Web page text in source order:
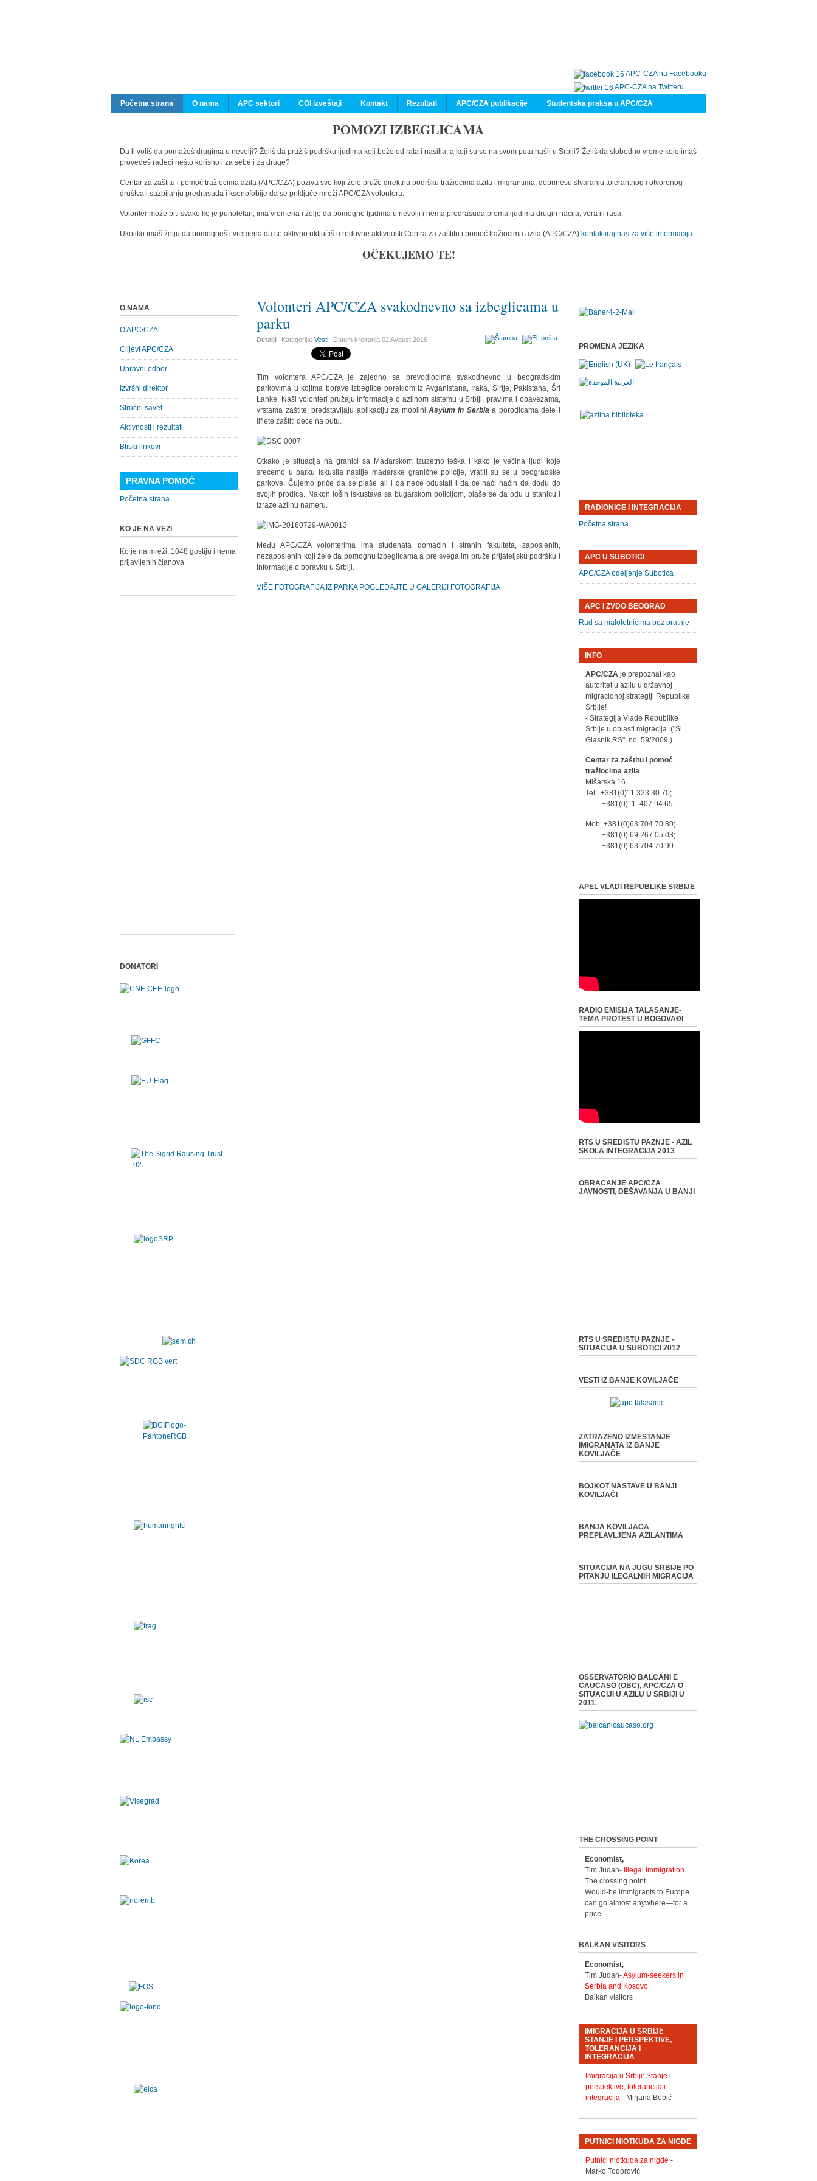
APC-CZA na Facebooku
APC-CZA na Twitteru
Početna strana
O nama APC sektori COI izveštaji Kontakt Rezultati APC/CZA publikacije Studentska praksa u APC/CZA
POMOZI IZBEGLICAMA
Da li voliš da pomažeš drugima u nevolji? Želiš da pružiš podršku ljudima koji beže od rata i nasilja, a koji su se na svom putu našli u Srbiji? Želiš da slobodno vreme koje imaš
provedeš radeći nešto korisno i za sebe i za druge?
Centar za zaštitu i pomoć tražiocima azila (APC/CZA) poziva sve koji žele pruže direktnu podršku tražiocima azila i migrantima, doprinesu stvaranju tolerantnog i otvorenog
društva i suzbijanju predrasuda i ksenofobije da se priključe mreži APC/CZA volontera.
Volonter može biti svako ko je punoletan, ima vremena i želje da pomogne ljudima u nevolji i nema predrasuda prema ljudima drugih nacija, vera ili rasa.
Ukoliko imaš želju da pomogneš i vremena da se aktivno uključiš u redovne aktivnosti Centra za zaštitu i pomoć tražiocima azila (APC/CZA) kontaktiraj nas za više informacija.
OČEKUJEMO TE!
Volonteri APC/CZA svakodnevno sa izbeglicama u
parku
Detalji Kategorija:Vesti Datum kreiranja02 Avgust 2016
Tim volontera APC/CZA je zajedno sa prevodiocima svakodnevno u beogradskim
parkovima u kojima borave izbeglice poreklom iz Avganistana, Iraka, Sirije, Pakistana, Šri
Lanke. Naši volonteri pružaju informacije o azilnom sistemu u Srbiji, pravima i obavezama,
vrstama zaštite, predstavljaju aplikaciju za mobilni Asylum in Serbiaa porodicama dele i
liflete zaštiti dece na putu.
Otkako je situacija na granici sa Mađarskom izuzetno teška i kako je većina ljudi koje
srećemo u parku iskusila nasilje mađarske granične policije, vratili su se u beogradske
parkove. Čujemo priče da se plaše ali i da neće odustati i da će naći način da dođu do
svojih prodica. Nakon loših iskustava sa bugarskom policijom, plaše se da odu u stanicu i
izraze azilnu nameru.
Među APC/CZA volonterima ima studenata domaćih i stranih fakulteta, zaposlenih,
nezaposlenih koji žele da pomognu izbeglicama a pre svega im pruže prijateljsku podršku i
informacije o boravku u Srbiji.
VIŠE FOTOGRAFIJA IZ PARKA POGLEDAJTE U GALERIJI FOTOGRAFIJA
O NAMA
O APC/CZA
Ciljevi APC/CZA
Upravni odbor
Izvršni direktor
Stručni savet
Aktivnosti i rezultati
Bliski linkovi
PRAVNA POMOĆ
Početna strana
KO JE NA VEZI
Ko je na mreži: 1048 gostiju i nema
prijavljenih članova
DONATORI
PROMENA JEZIKA
RADIONICE I INTEGRACIJA
Početna strana
APC U SUBOTICI
APC/CZA odeljenje Subotica
APC I ZVDO BEOGRAD
Rad sa maloletnicima bez pratnje
INFO
APC/CZAje prepoznat kao
autoritet u azilu u državnoj
migracionoj strategiji Republike
Srbije!
- Strategija Vlade Republike
Srbije u oblasti migracija ("Sl.
Glasnik RS", no. 59/2009.)
Centar za zaštitu i pomoć
tražiocima azila
Mišarska 16
Tel: +381(0)11 323 30 70;
+381(0)11 407 94 65
Mob: +381(0)63 704 70 80;
+381(0) 69 267 05 03;
+381(0) 63 704 70 90
APEL VLADI REPUBLIKE SRBIJE
RADIO EMISIJA TALASANJE-
TEMA PROTEST U BOGOVAĐI
RTS U SREDISTU PAZNJE - AZIL
SKOLA INTEGRACIJA 2013
OBRAĆANJE APC/CZA
JAVNOSTI, DEŠAVANJA U BANJI
RTS U SREDISTU PAZNJE -
SITUACIJA U SUBOTICI 2012
VESTI IZ BANJE KOVILJAČE
ZATRAZENO IZMESTANJE
IMIGRANATA IZ BANJE
KOVILJAČE
BOJKOT NASTAVE U BANJI
KOVILJAČI
BANJA KOVILJACA
PREPLAVLJENA AZILANTIMA
SITUACIJA NA JUGU SRBIJE PO
PITANJU ILEGALNIH MIGRACIJA
OSSERVATORIO BALCANI E
CAUCASO (OBC), APC/CZA O
SITUACIJI U AZILU U SRBIJI U
2011.
THE CROSSING POINT
Economist,
Tim Judah-
Illegal immigration
The crossing point
Would-be immigrants to Europe
can go almost anywhere—for a
price
BALKAN VISITORS
Economist,
Tim Judah-Asylum-seekers in
Serbia and Kosovo
Balkan visitors
IMIGRACIJA U SRBIJI:
STANJE I PERSPEKTIVE,
TOLERANCIJA I
INTEGRACIJA
Imigracija u Srbiji: Stanje i
perspektive, tolerancija i
integracija- Mirjana Bobić
PUTNICI NIOTKUDA ZA NIGDE
Putnici niotkuda za nigde -
Marko Todorović